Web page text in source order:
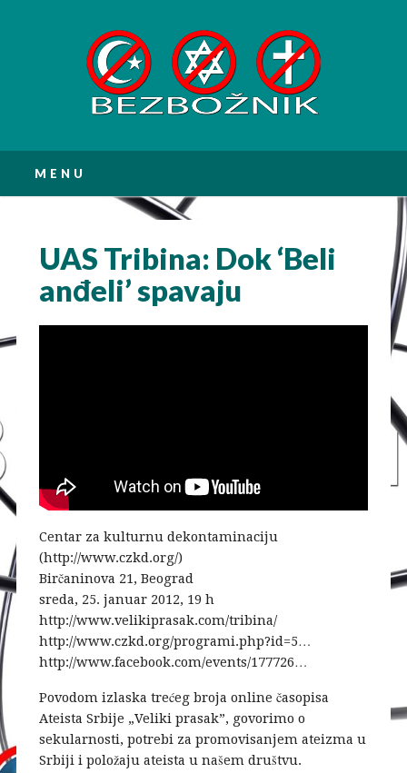
Main menu
MENU
UAS Tribina: Dok ‘Beli
anđeli’ spavaju
Centar za kulturnu dekontaminaciju
(http://www.czkd.org/)
Birčaninova 21, Beograd
sreda, 25. januar 2012, 19 h
http://www.velikiprasak.com/tribina/
http://www.czkd.org/programi.php?id=5…
http://www.facebook.com/events/177726…
Povodom izlaska trećeg broja online časopisa
Ateista Srbije „Veliki prasak”, govorimo o
sekularnosti, potrebi za promovisanjem ateizma u
Srbiji i položaju ateista u našem društvu.